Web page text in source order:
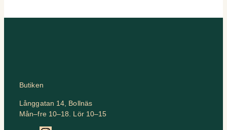
Butiken
Långgatan 14, Bollnäs
Mån–fre 10–18. Lör 10–15